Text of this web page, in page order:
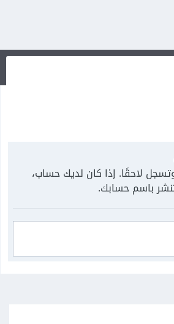
لاحقًا. إذا كان لديك حساب،
باسم حسابك.